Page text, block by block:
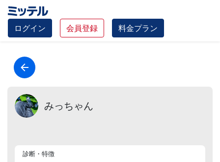
ログイン 会員登録 料金プラン
みっちゃん
診断・特徴